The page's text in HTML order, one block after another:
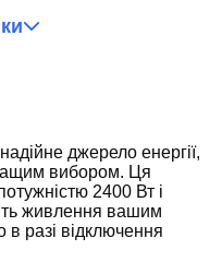
джерело енергії,
вибором. Ця
2400 Вт і
живлення вашим
в разі відключення